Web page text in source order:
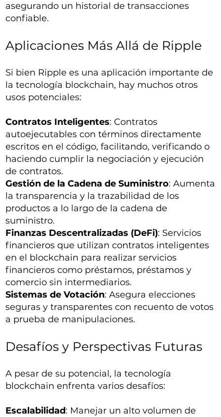
asegurando un historial de transacciones
confiable.
Aplicaciones Más Allá de Ripple
Si bien Ripple es una aplicación importante de
la tecnología blockchain, hay muchos otros
usos potenciales:
Contratos Inteligentes: Contratos
autoejecutables con términos directamente
escritos en el código, facilitando, verificando o
haciendo cumplir la negociación y ejecución
de contratos.
Gestión de la Cadena de Suministro: Aumenta
la transparencia y la trazabilidad de los
productos a lo largo de la cadena de
suministro.
Finanzas Descentralizadas (DeFi): Servicios
financieros que utilizan contratos inteligentes
en el blockchain para realizar servicios
financieros como préstamos, préstamos y
comercio sin intermediarios.
Sistemas de Votación: Asegura elecciones
seguras y transparentes con recuento de votos
a prueba de manipulaciones.
Desafíos y Perspectivas Futuras
A pesar de su potencial, la tecnología
blockchain enfrenta varios desafíos:
Escalabilidad: Manejar un alto volumen de